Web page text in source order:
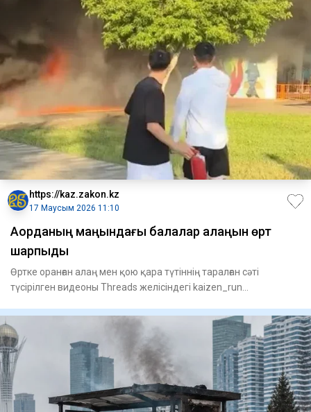
https://kaz.zakon.kz
17 Маусым 2026 11:10
Ақорданың маңындағы балалар алаңын өрт
шарпыды
Өртке оранған алаң мен қою қара түтіннің таралған сәті
түсірілген видеоны Threads желісіндегі kaizen_run